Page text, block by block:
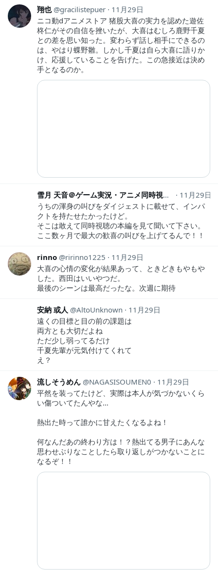
翔也 gracilistepuer
11月29日
ニコ動dアニメストア 猪股大喜の実力を認めた遊佐
柊仁がその自信を挫いたが、大喜はむしろ鹿野千夏
との差を思い知った。変わらず話し相手にできるの
は、やはり蝶野雛。しかし千夏は自ら大喜に語りか
け、応援していることを告げた。この急接近は決め
手となるのか。
雪月 天音＠ゲーム実況・アニメ同時視聴Vtuber
11月29日
うちの渾身の叫びをダイジェストに載せて、インパ
クトを持たせたかったけど。
そこは敢えて同時視聴の本編を見て聞いて下さい。
ここ数ヶ月で最大の歓喜の叫びを上げてるんで！！
rinno ririnno1225
11月29日
大喜の心情の変化が結果あって、ときどきもやもや
した。西田はいいやつだ。
最後のシーンは最高だったな。次週に期待
安納 或人 AltoUnknown
11月29日
遠くの目標と目の前の課題は
両方とも大切だよね
ただ少し弱ってるだけ
千夏先輩が元気付けてくれて
え？
流しそうめん NAGASISOUMEN0
11月29日
平然を装ってたけど、実際は本人が気づかないくら
い傷ついてたんやな…
熱出た時って誰かに甘えたくなるよね！
何なんだあの終わり方は！？熱出てる男子にあんな
思わせぶりなことしたら取り返しがつかないことに
なるぞ！！